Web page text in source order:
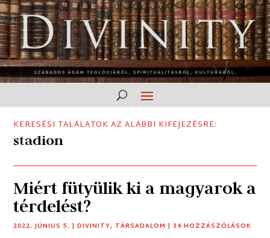
KERESÉSI TALÁLATOK AZ ALÁBBI KIFEJEZÉSRE:
stadion
Miért fütyülik ki a magyarok a
térdelést?
2022. JÚNIUS 5. |DIVINITY, TÁRSADALOM | 34 HOZZÁSZÓLÁSOK